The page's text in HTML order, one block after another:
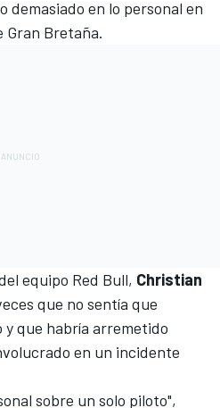
demasiado en lo personal en
Gran Bretaña.
equipo Red Bull, Christian
que no sentía que
y que habría arremetido
en un incidente
sobre un solo piloto",